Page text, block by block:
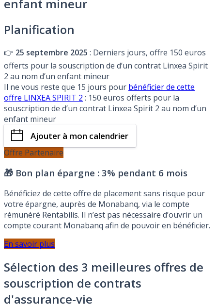
enfant mineur
Planification
👉 25 septembre 2025 : Derniers jours, offre 150 euros
offerts pour la souscription de d’un contrat Linxea Spirit
2 au nom d’un enfant mineur
Il ne vous reste que 15 jours pour bénéficier de cette
offre LINXEA SPIRIT 2 : 150 euros offerts pour la
souscription de d’un contrat Linxea Spirit 2 au nom d’un
enfant mineur
Ajouter à mon calendrier
Offre Partenaire
🎁 Bon plan épargne : 3% pendant 6 mois
Bénéficiez de cette offre de placement sans risque pour
votre épargne, auprès de Monabanq, via le compte
rémunéré Rentabilis. Il n’est pas nécessaire d’ouvrir un
compte courant Monabanq afin de pouvoir en bénéficier.
En savoir plus
Sélection des 3 meilleures offres de
souscription de contrats
d'assurance-vie